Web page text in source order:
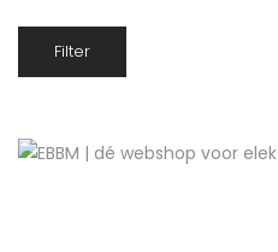
Filter